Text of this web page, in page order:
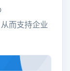
而支持企业